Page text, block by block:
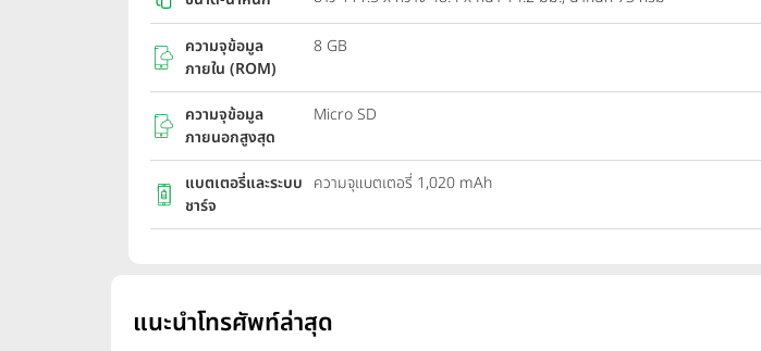
ความจุข้อมูล
ภายใน (ROM)
8 GB
ความจุข้อมูล
ภายนอกสูงสุด
Micro SD
แบตเตอรี่และระบบ
ชาร์จ
ความจุแบตเตอรี่ 1,020 mAh
แนะนำโทรศัพท์ล่าสุด